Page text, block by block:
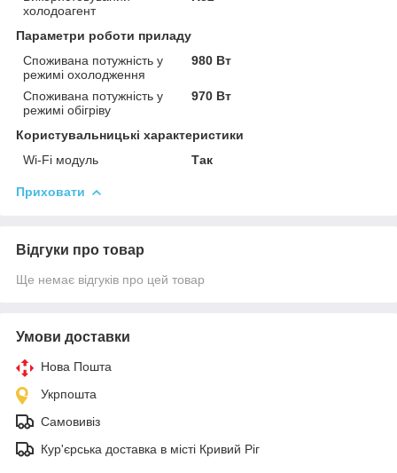
холодоагент
Параметри роботи приладу
Споживана потужність у
режимі охолодження
980 Вт
Споживана потужність у
режимі обігріву
970 Вт
Користувальницькі характеристики
Wi-Fi модуль
Так
Приховати
Відгуки про товар
Ще немає відгуків про цей товар
Умови доставки
Нова Пошта
Укрпошта
Самовивіз
Кур'єрська доставка в місті Кривий Ріг